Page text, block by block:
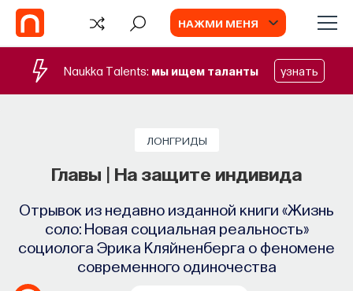
НАЖМИ МЕНЯ
Naukka Talents: мы ищем таланты узнать
ЛОНГРИДЫ
Главы | На защите индивида
Отрывок из недавно изданной книги «Жизнь
соло: Новая социальная реальность»
социолога Эрика Кляйненберга о феномене
современного одиночества
Химия между нейронами:
вещества, которые управляют нами
Как наши память, потребности, эмоции,
внимание, воля связаны с передачей
сигналов от нейромедиаторов?
ВЯЧЕСЛАВ ДУБЫНИН СОХРАНИТЬ В ЗАКЛАДКИ